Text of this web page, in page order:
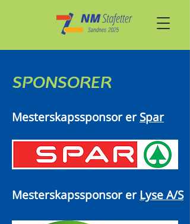
SPONSORER
Mesterskapssponsor erSpar
Mesterskapssponsor erLyse A/S